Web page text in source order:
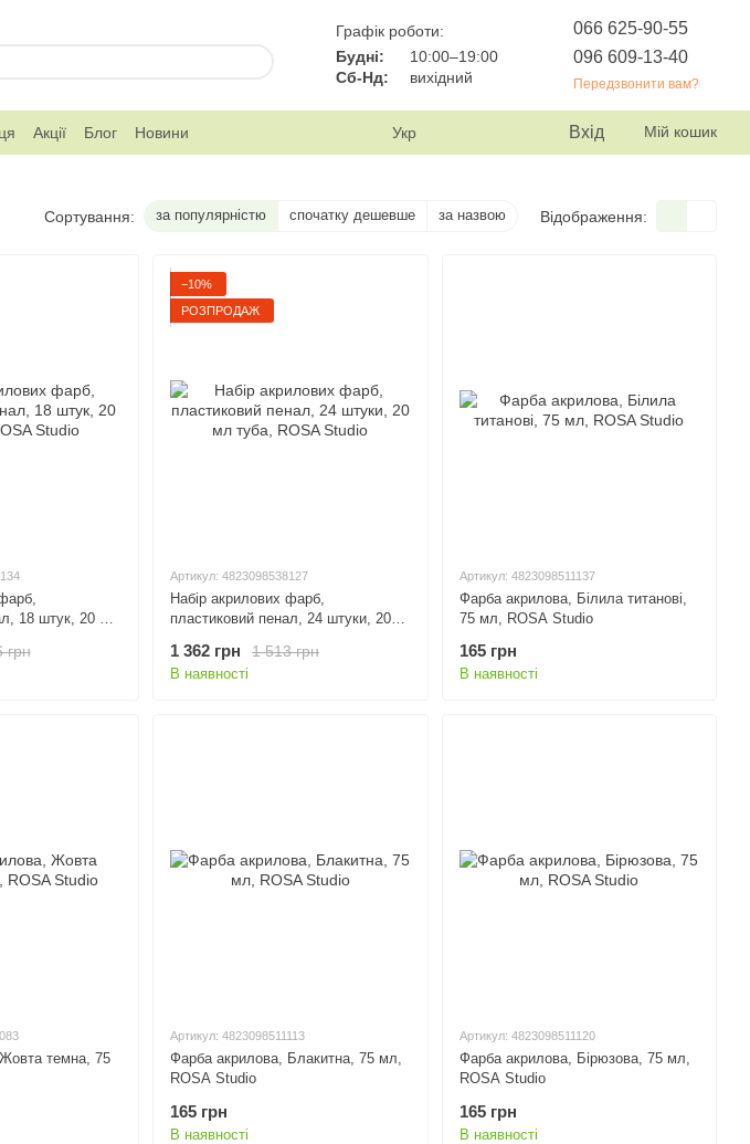
Графік роботи:
Будні:
10:00–19:00
Сб-Нд:
вихідний
066 625-90-55
096 609-13-40
Передзвонити вам?
Акції Блог
Новини
Укр Вхід Мій кошик
Сортування: за популярністю спочатку дешевше за назвою Відображення:
18 штук, 20 мл
грн
−10%
РОЗПРОДАЖ
Артикул: 4823098538127
Набір акрилових фарб,
пластиковий пенал, 24 штуки, 20
1 513 грн
1 362 грн
В наявності
Артикул: 4823098511137
Фарба акрилова, Білила титанові,
75 мл, ROSA Studio
165 грн
В наявності
темна, 75
Артикул: 4823098511113
Фарба акрилова, Блакитна, 75 мл,
ROSA Studio
165 грн
В наявності
Артикул: 4823098511120
Фарба акрилова, Бірюзова, 75 мл,
ROSA Studio
165 грн
В наявності